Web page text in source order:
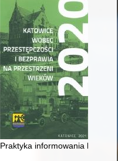
Praktyka informowania